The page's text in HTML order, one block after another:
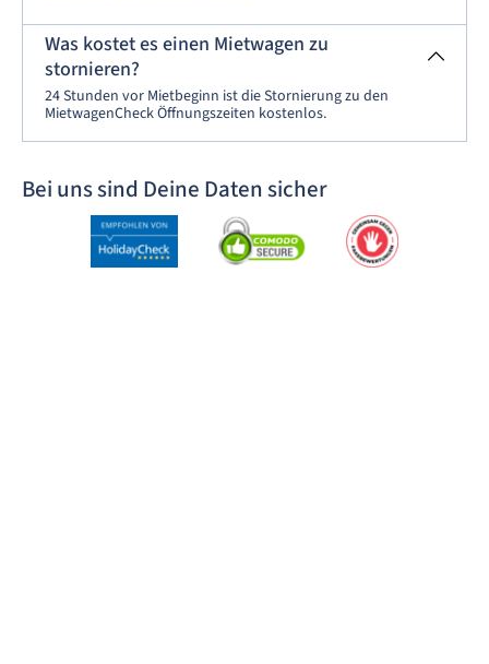
Was kostet es einen Mietwagen zu
stornieren?
24 Stunden vor Mietbeginn ist die Stornierung zu den
MietwagenCheck Öffnungszeiten kostenlos.
Bei uns sind Deine Daten sicher